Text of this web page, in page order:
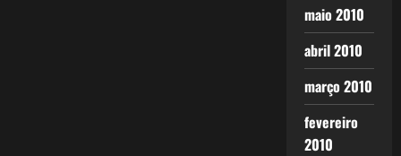
maio 2010
abril 2010
março 2010
fevereiro
2010